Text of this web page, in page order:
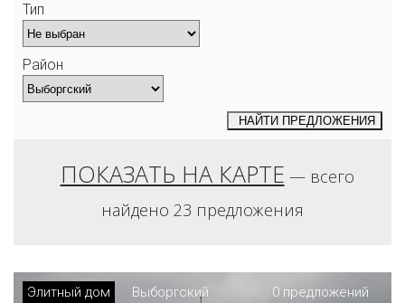
Тип
Район
НАЙТИ ПРЕДЛОЖЕНИЯ
ПОКАЗАТЬ НА КАРТЕ — всего
найдено 23 предложения
Элитный дом Выборгский 0 предложений